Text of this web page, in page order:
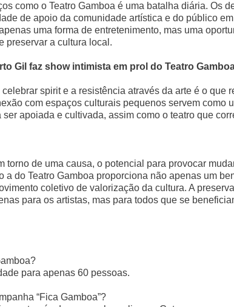
como o Teatro Gamboa é uma batalha diária. Os
de apoio da comunidade artística e do público
uma forma de entretenimento, mas uma
preservar a cultura local.
Gil faz show intimista em prol do Teatro
spirit e a resistência através da arte é o que
com espaços culturais pequenos servem como
apoiada e cultivada, assim como o teatro que
torno de uma causa, o potencial para provocar
a do Teatro Gamboa proporciona não apenas um
coletivo de valorização da cultura. A
para os artistas, mas para todos que se
para apenas 60 pessoas.
“Fica Gamboa”?